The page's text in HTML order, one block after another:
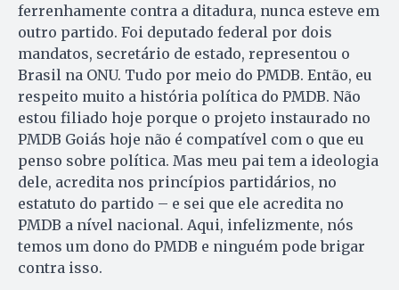
ferrenhamente contra a ditadura, nunca esteve em
outro partido. Foi deputado federal por dois
mandatos, secretário de estado, representou o
Brasil na ONU. Tudo por meio do PMDB. Então, eu
respeito muito a história política do PMDB. Não
estou filiado hoje porque o projeto instaurado no
PMDB Goiás hoje não é compatível com o que eu
penso sobre política. Mas meu pai tem a ideologia
dele, acredita nos princípios partidários, no
estatuto do partido – e sei que ele acredita no
PMDB a nível nacional. Aqui, infelizmente, nós
temos um dono do PMDB e ninguém pode brigar
contra isso.